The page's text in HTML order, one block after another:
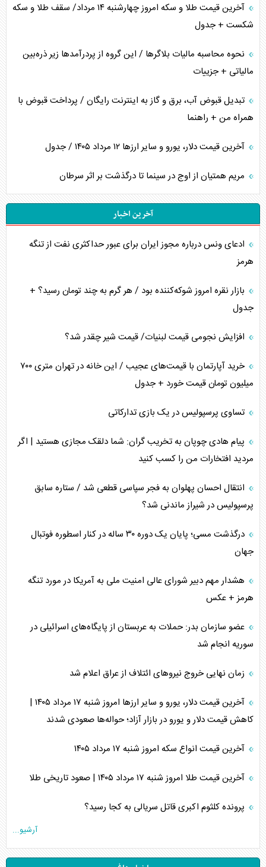
آخرین قیمت طلا و سکه امروز چهارشنبه ۱۴ مرداد/ سقف طلا و سکه
شکست + جدول
نحوه محاسبه مالیات بلاگر‌ها / این گروه از پردرآمد‌ها زیر ذره‌بین
مالیاتی + جزییات
تبدیل قبوض آب، برق و گاز به اینترنت رایگان / پرداخت قبوض با
همراه من + راهنما
آخرین قیمت دلار، یورو و سایر ارز‌ها ۱۲ مرداد ۱۴۰۵ / جدول
مریم همتیان از اوج در سینما تا درگذشت بر اثر سرطان
آخرین اخبار
ادعای ونس درباره مجوز ایران برای عبور حداکثری نفت از تنگه
هرمز
بازار نقره امروز شوکه‌کننده بود / هر گرم به چند تومان رسید؟ +
جدول
افزایش نجومی قیمت لبنیات/ قیمت شیر چقدر شد؟
خرید آپارتمان با قیمت‌های عجیب / این خانه در تهران متری ۷۰۰
میلیون تومان قیمت خورد + جدول
تساوی پرسپولیس در یک بازی تدارکاتی
پیام هادی چوپان به تخریب گران: شما دلقک مجازی هستید | اگر
مردید افتخارات من را کسب کنید
انتقال احسان پهلوان به فجر سپاسی قطعی شد / ستاره سابق
پرسپولیس در شیراز ماندنی شد؟
درگذشت مسی؛ پایان یک دوره ۳۰ ساله در کنار اسطوره فوتبال
جهان
هشدار مهم دبیر شورای عالی امنیت ملی به آمریکا در مورد تنگه
هرمز + عکس
عضو سازمان بدر: حملات به عربستان از پایگاه‌های اسرائیلی در
سوریه انجام شد
زمان نهایی خروج نیرو‌های ائتلاف از عراق اعلام شد
آخرین قیمت دلار، یورو و سایر ارز‌ها امروز شنبه ۱۷ مرداد ۱۴۰۵ |
کاهش قیمت دلار و یورو در بازار آزاد؛ حواله‌ها صعودی شدند
آخرین قیمت انواع سکه امروز شنبه ۱۷ مرداد ۱۴۰۵
آخرین قیمت طلا امروز شنبه ۱۷ مرداد ۱۴۰۵ | صعود تاریخی طلا
پرونده کلثوم اکبری قاتل سریالی به کجا رسید؟
آرشیو...